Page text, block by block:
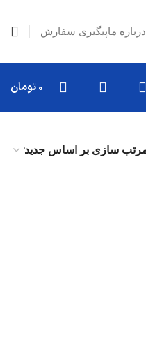
درباره ماپیگیری سفارش
0تومان